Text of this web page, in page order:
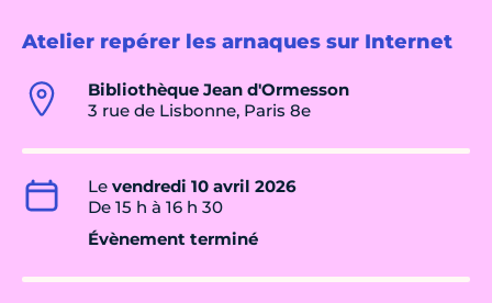
Atelier repérer les arnaques sur Internet
Bibliothèque Jean d'Ormesson
3 rue de Lisbonne, Paris 8e
Le vendredi 10 avril 2026
De 15 h à 16 h 30
Évènement terminé